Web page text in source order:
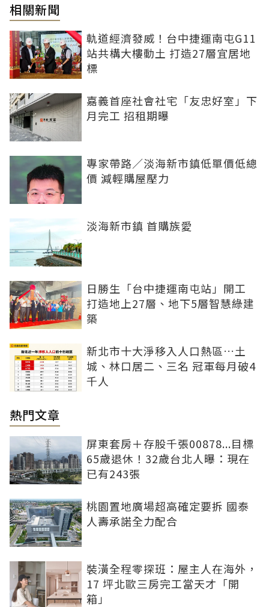
相關新聞
軌道經濟發威！台中捷運南屯G11
站共構大樓動土 打造27層宜居地
標
嘉義首座社會社宅「友忠好室」下
月完工 招租期曝
專家帶路／淡海新市鎮低單價低總
價 減輕購屋壓力
淡海新市鎮 首購族愛
日勝生「台中捷運南屯站」開工
打造地上27層、地下5層智慧綠建
築
新北市十大淨移入人口熱區…土
城、林口居二、三名 冠軍每月破4
千人
熱門文章
屏東套房＋存股千張00878...目標
65歲退休！32歲台北人曝：現在
已有243張
桃園置地廣場超高確定要拆 國泰
人壽承諾全力配合
裝潢全程零探班：屋主人在海外，
17 坪北歐三房完工當天才「開
箱」